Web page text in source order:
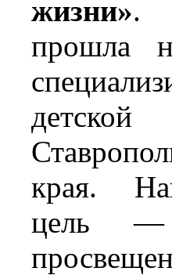
жизни».
прошла
детской
края.
цель —